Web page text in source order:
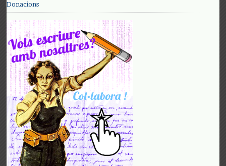
Donacions